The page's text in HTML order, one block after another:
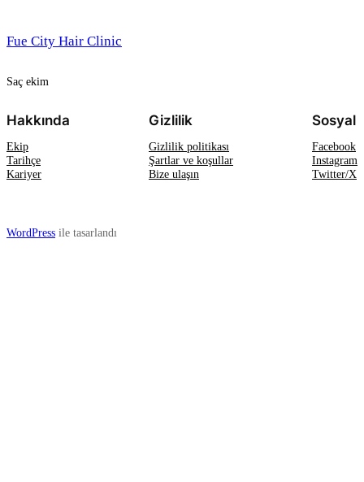
Fue City Hair Clinic
Saç ekim
Hakkında
Ekip
Tarihçe
Kariyer
Gizlilik
Gizlilik politikası
Şartlar ve koşullar
Bize ulaşın
Sosyal
Facebook
Instagram
Twitter/X
WordPress ile tasarlandı